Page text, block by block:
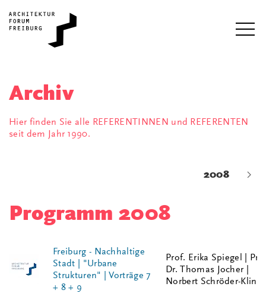
Archiv
Hier finden Sie alle REFERENTINNEN und REFERENTEN
seit dem Jahr 1990.
2008
Programm 2008
Freiburg - Nachhaltige
Stadt | "Urbane
Strukturen" | Vorträge 7
+ 8 + 9
Prof. Erika Spiegel |
Dr. Thomas Jocher |
Norbert Schröder-Klings